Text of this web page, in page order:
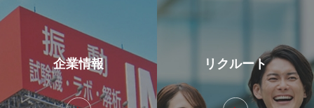
企業情報 リクルート